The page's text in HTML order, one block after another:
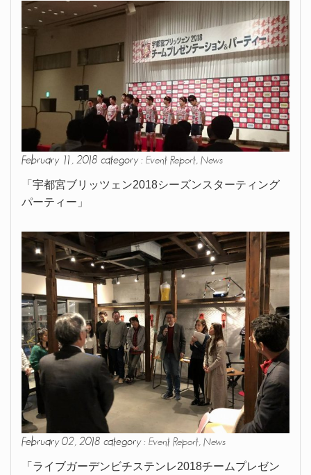
February 11, 2018 category : Event Report, News
「宇都宮ブリッツェン2018シーズンスターティング
パーティー」
February 02, 2018 category : Event Report News
「ライブガーデンビチステンレ2018チームプレゼン